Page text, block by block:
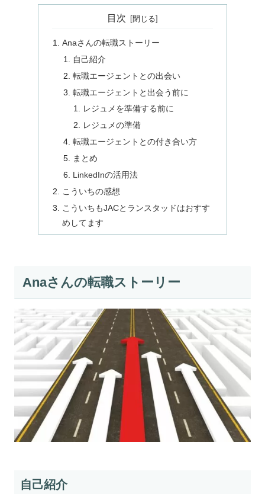
目次
Anaさんの転職ストーリー
自己紹介
転職エージェントとの出会い
転職エージェントと出会う前に
レジュメを準備する前に
レジュメの準備
転職エージェントとの付き合い方
まとめ
LinkedInの活用法
こういちの感想
こういちもJACとランスタッドはおすす
めしてます
Anaさんの転職ストーリー
自己紹介